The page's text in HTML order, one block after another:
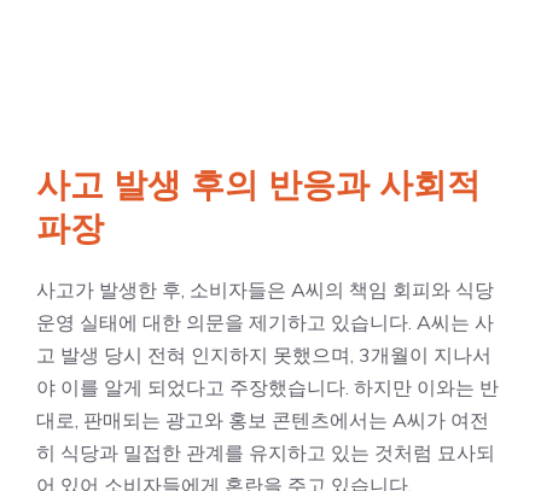
사고 발생 후의 반응과 사회적
파장
사고가 발생한 후, 소비자들은 A씨의 책임 회피와 식당
운영 실태에 대한 의문을 제기하고 있습니다. A씨는 사
고 발생 당시 전혀 인지하지 못했으며, 3개월이 지나서
야 이를 알게 되었다고 주장했습니다. 하지만 이와는 반
대로, 판매되는 광고와 홍보 콘텐츠에서는 A씨가 여전
히 식당과 밀접한 관계를 유지하고 있는 것처럼 묘사되
어 있어 소비자들에게 혼란을 주고 있습니다.